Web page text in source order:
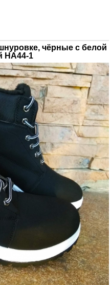
чёрные с белой
НА44-1